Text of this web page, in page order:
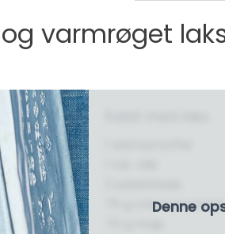
varmrøget
Denne
75 g